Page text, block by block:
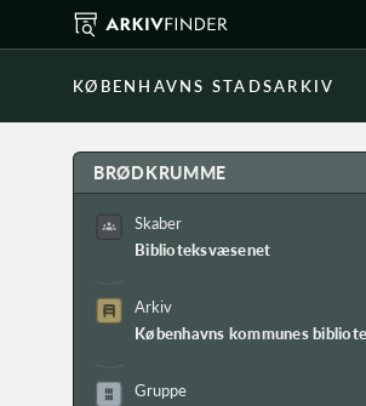
KØBENHAVNS STADSARKIV
BRØDKRUMME
Skaber
Biblioteksvæsenet
Arkiv
Københavns kommunes
Gruppe